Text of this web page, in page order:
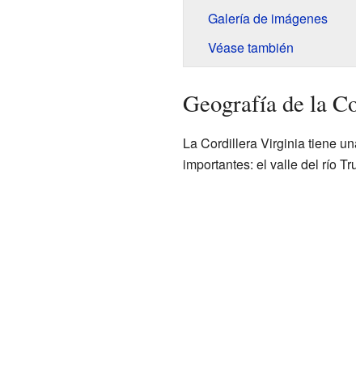
Galería de imágenes
Véase también
Geografía de la
La Cordillera Virginia tiene
importantes: el valle del río